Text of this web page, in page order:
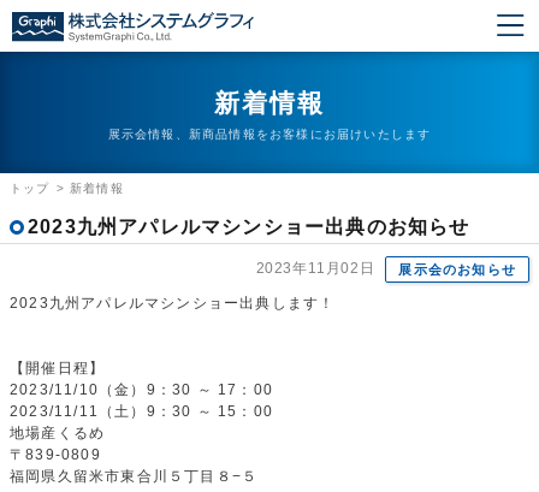
新着情報
展示会情報、新商品情報をお客様にお届けいたします
トップ > 新着情報
2023九州アパレルマシンショー出典のお知らせ
2023年11月02日 展示会のお知らせ
2023九州アパレルマシンショー出典します！
【開催日程】
2023/11/10（金）9：30 ～ 17：00
2023/11/11（土）9：30 ～ 15：00
地場産くるめ
〒839-0809
福岡県久留米市東合川５丁目８−５